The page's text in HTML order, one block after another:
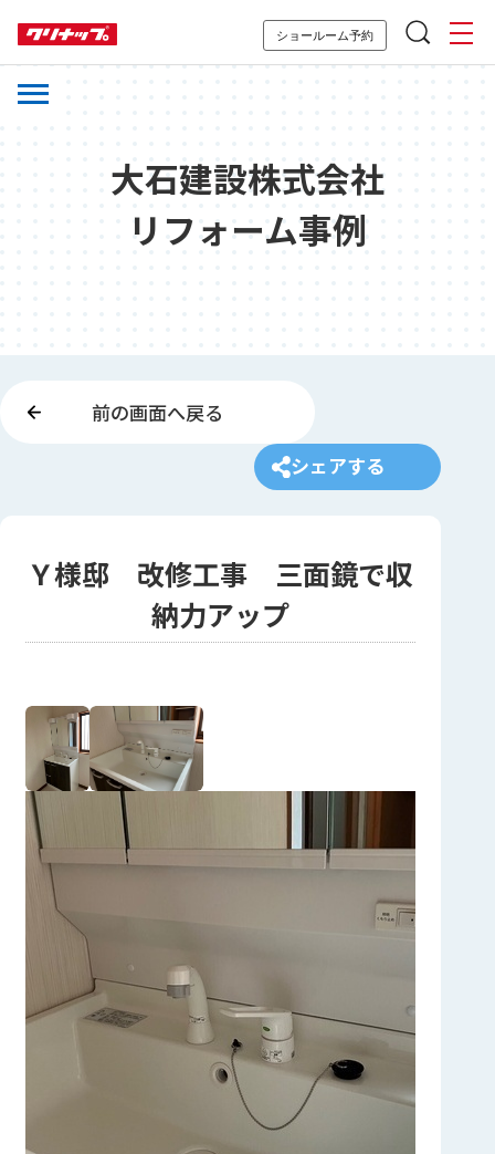
ショールーム予約
大石建設株式会社
リフォーム事例
前の画面へ戻る
シェアする
Ｙ様邸 改修工事 三面鏡で収
納力アップ